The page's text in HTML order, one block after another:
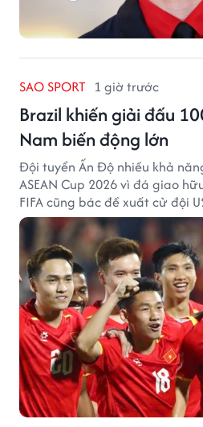
SAO SPORT 1 giờ trước
Brazil khiến giải đấu
Nam biến động lớn
Đội tuyển Ấn Độ nhiều khả
ASEAN Cup 2026 vì đá giao
FIFA cũng bác đề xuất cử đội
tuyển quốc gia.